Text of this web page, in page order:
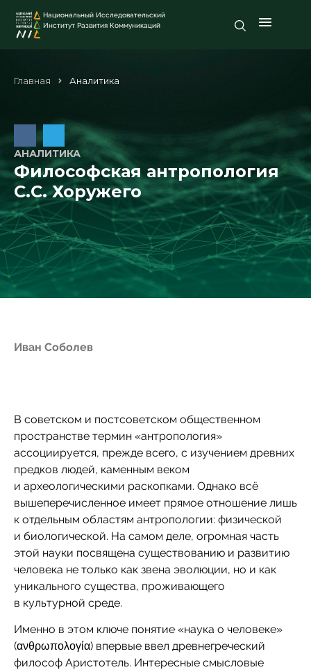
Национальный Исследовательский
Институт Развития Коммуникаций
Главная Аналитика
АНАЛИТИКА
Философская антропология
С.С. Хоружего
Иван Соболев
В советском и постсоветском общественном
пространстве термин «антропология»
ассоциируется, прежде всего, с изучением древних
предков людей, каменным веком
и археологическими раскопками. Однако всё
вышеперечисленное имеет прямое отношение лишь
к отдельным областям антропологии: физической
и биологической. На самом деле, огромная часть
этой науки посвящена существованию и развитию
человека не только как звена эволюции, но и как
уникального существа, проживающего
в культурной среде.
Именно в этом ключе понятие «наука о человеке»
(ανθρωπολογία) впервые ввел древнегреческий
философ Аристотель. Интересные смысловые